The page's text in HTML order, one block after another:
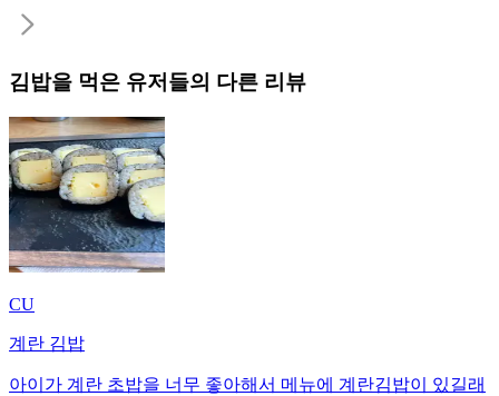
김밥을 먹은 유저들의 다른 리뷰
CU
계란 김밥
아이가 계란 초밥을 너무 좋아해서 메뉴에 계란김밥이 있길래